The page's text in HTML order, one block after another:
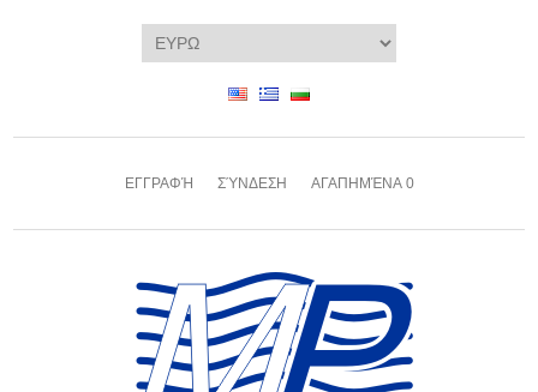
ΕΓΓΡΑΦΉ ΣΎΝΔΕΣΗ ΑΓΑΠΗΜΈΝΑ 0